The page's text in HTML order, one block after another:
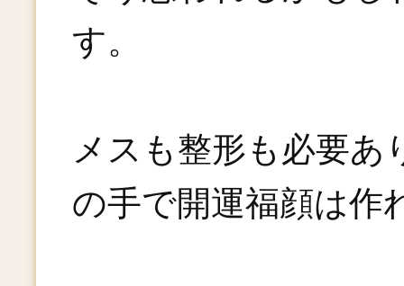
す。
メスも整形も必要あ
の手で開運福顔は作